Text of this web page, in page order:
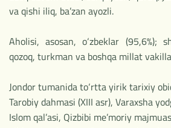
va qishi iliq, ba’zan ayozli.
Aholisi, asosan, o‘zbeklar (95,6%);
qozoq, turkman va boshqa millat
Jondor tumanida to‘rtta yirik tarixiy
Tarobiy dahmasi (XIII asr), Varaxsha
Islom qal’asi, Qizbibi me’moriy